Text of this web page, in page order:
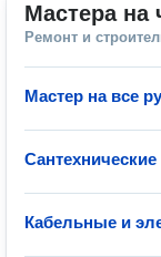
Мастера на
Ремонт и
Мастер на все
Кабельные и